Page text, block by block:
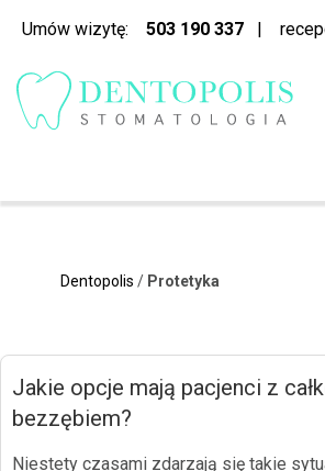
Umów wizytę: 503 190 337 |
Dentopolis / Protetyka
Jakie opcje mają pacjenci z
bezzębiem?
Niestety czasami zdarzają się takie